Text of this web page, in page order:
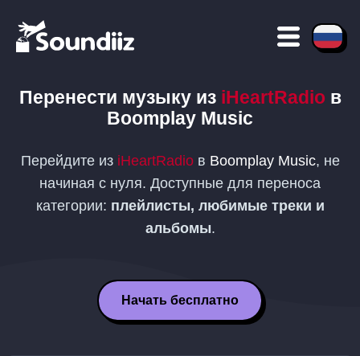
Перенести музыку из iHeartRadio в
Boomplay Music
Перейдите из iHeartRadioв Boomplay Music, не
начиная с нуля. Доступные для переноса
категории: плейлисты, любимые треки и
альбомы.
Начать бесплатно